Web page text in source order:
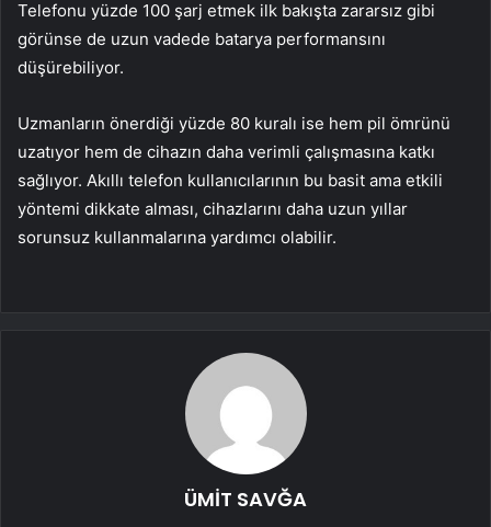
Telefonu yüzde 100 şarj etmek ilk bakışta zararsız gibi
görünse de uzun vadede batarya performansını
düşürebiliyor.
Uzmanların önerdiği yüzde 80 kuralı ise hem pil ömrünü
uzatıyor hem de cihazın daha verimli çalışmasına katkı
sağlıyor. Akıllı telefon kullanıcılarının bu basit ama etkili
yöntemi dikkate alması, cihazlarını daha uzun yıllar
sorunsuz kullanmalarına yardımcı olabilir.
ÜMİT SAVĞA